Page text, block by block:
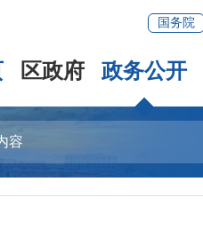
国务院
区政府 政务公开